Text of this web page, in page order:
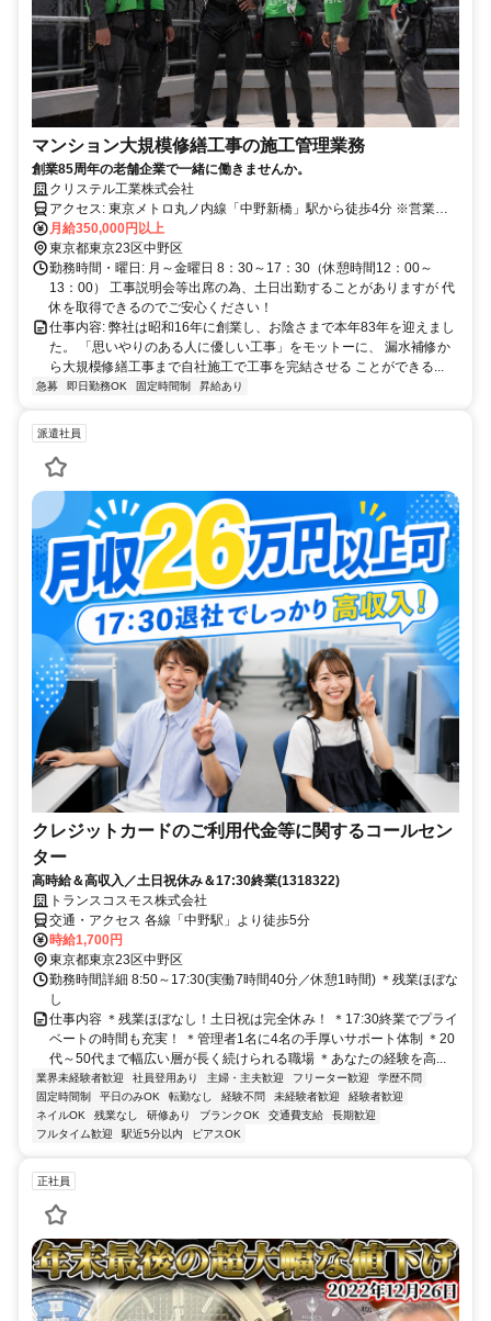
マンション大規模修繕工事の施工管理業務
創業85周年の老舗企業で一緒に働きませんか。
クリステル工業株式会社
アクセス: 東京メトロ丸ノ内線「中野新橋」駅から徒歩4分 ※営業先
は首都圏です ※現場常駐期間は直行直帰が可能です
月給350,000円以上
東京都東京23区中野区
勤務時間・曜日: 月～金曜日 8：30～17：30（休憩時間12：00～
13：00） 工事説明会等出席の為、土日出勤することがありますが 代
休を取得できるのでご安心ください！
仕事内容: 弊社は昭和16年に創業し、お陰さまで本年83年を迎えまし
た。 「思いやりのある人に優しい工事」をモットーに、 漏水補修か
ら大規模修繕工事まで自社施工で工事を完結させる ことができる...
急募 即日勤務OK 固定時間制 昇給あり
派遣社員
クレジットカードのご利用代金等に関するコールセン
ター
高時給＆高収入／土日祝休み＆17:30終業(1318322)
トランスコスモス株式会社
交通・アクセス 各線「中野駅」より徒歩5分
時給1,700円
東京都東京23区中野区
勤務時間詳細 8:50～17:30(実働7時間40分／休憩1時間) ＊残業ほぼな
し
仕事内容 ＊残業ほぼなし！土日祝は完全休み！ ＊17:30終業でプライ
ベートの時間も充実！ ＊管理者1名に4名の手厚いサポート体制 ＊20
代～50代まで幅広い層が長く続けられる職場 ＊あなたの経験を高...
業界未経験者歓迎 社員登用あり 主婦・主夫歓迎 フリーター歓迎
学歴不問
固定時間制
平日のみOK 転勤なし 経験不問 未経験者歓迎
経験者歓迎
ネイルOK
残業なし 研修あり ブランクOK 交通費支給
長期歓迎
フルタイム歓迎
駅近5分以内 ピアスOK
正社員